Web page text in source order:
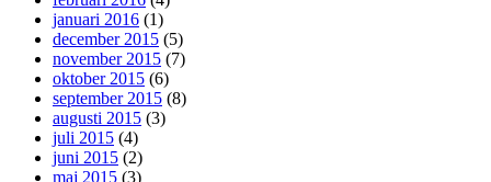
januari 2016 (1)
december 2015 (5)
november 2015 (7)
oktober 2015 (6)
september 2015 (8)
augusti 2015 (3)
juli 2015 (4)
juni 2015 (2)
maj 2015 (3)